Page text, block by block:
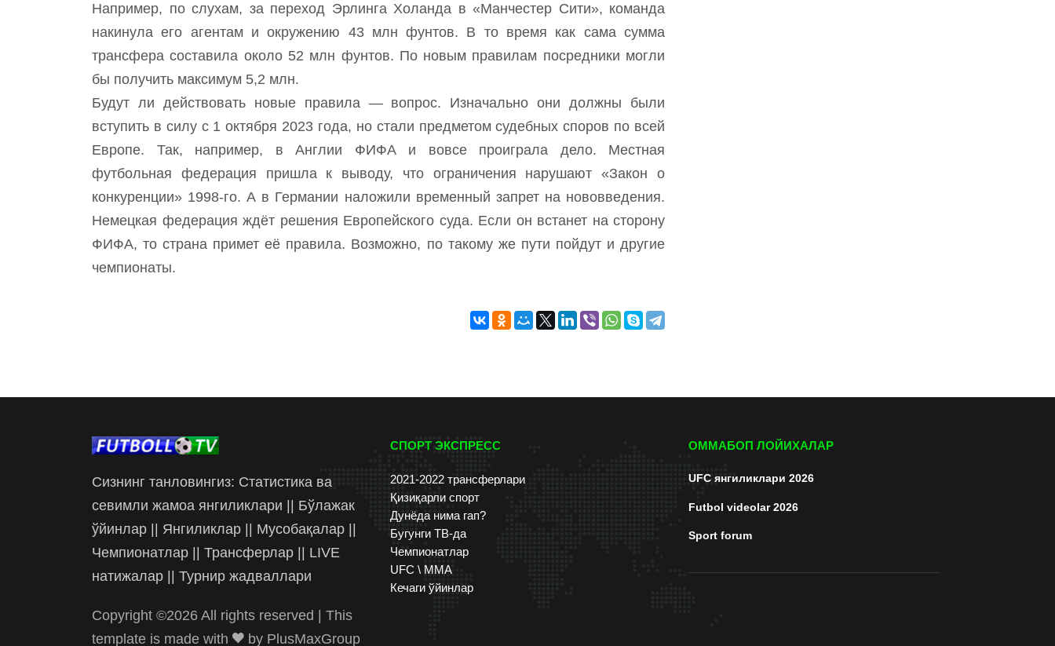
Например, по слухам, за переход Эрлинга Холанда в «Манчестер Сити», команда
накинула его агентам и окружению 43 млн фунтов. В то время как сама сумма
трансфера составила около 52 млн фунтов. По новым правилам посредники могли
бы получить максимум 5,2 млн.
Будут ли действовать новые правила — вопрос. Изначально они должны были
вступить в силу с 1 октября 2023 года, но стали предметом судебных споров по всей
Европе. Так, например, в Англии ФИФА и вовсе проиграла дело. Местная
футбольная федерация пришла к выводу, что ограничения нарушают «Закон о
конкуренции» 1998-го. А в Германии наложили временный запрет на нововведения.
Немецкая федерация ждёт решения Европейского суда. Если он встанет на сторону
ФИФА, то страна примет её правила. Возможно, по такому же пути пойдут и другие
чемпионаты.
Сизнинг танловингиз: Статистика ва
севимли жамоа янгиликлари || Бўлажак
ўйинлар || Янгиликлар || Мусобақалар ||
Чемпионатлар || Трансферлар || LIVE
натижалар || Турнир жадваллари
Copyright ©2026 All rights reserved | This
template is made with
by PlusMaxGroup
СПОРТ ЭКСПРЕСС
2021-2022 трансферлари
Қизиқарли спорт
Дунёда нима гап?
Бугунги ТВ-да
Чемпионатлар
UFC \ ММА
Кечаги ўйинлар
ОММАБОП ЛОЙИХАЛАР
UFC янгиликлари 2026
Futbol videolar 2026
Sport forum